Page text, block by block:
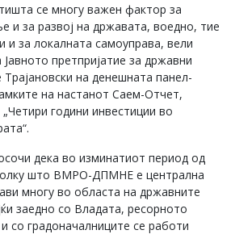
се многу важен фактор за
и за развој на државата, воедно, тие
и за локалната самоуправа, вели
претпријатие за државни
на денешната панел-
на настанот Саем-Отчет,
години инвестиции во
дека во изминатиот период од
што ВМРО-ДПМНЕ е централна
многу во областа на државните
заедно со Владата, ресорното
со градоначалниците се работи